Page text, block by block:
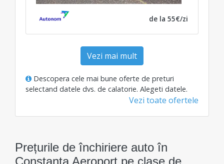
de la 55€/zi
Vezi mai mult
Descopera cele mai bune oferte de preturi
selectand datele dvs. de calatorie. Alegeti datele.
Vezi toate ofertele
Prețurile de închiriere auto în
Constanta Aeroport pe clase de